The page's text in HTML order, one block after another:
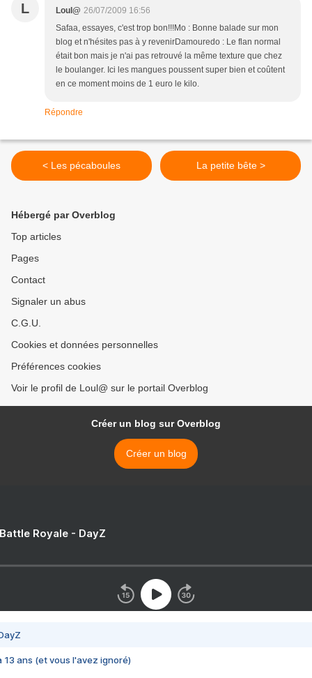
L Loul@ 26/07/2009 16:56
Safaa, essayes, c'est trop bon!!!Mo : Bonne balade sur mon
blog et n'hésites pas à y revenirDamouredo : Le flan normal
était bon mais je n'ai pas retrouvé la même texture que chez
le boulanger. Ici les mangues poussent super bien et coûtent
en ce moment moins de 1 euro le kilo.
Répondre
< Les pécaboules La petite bête >
Hébergé par Overblog
Top articles
Pages
Contact
Signaler un abus
C.G.U.
Cookies et données personnelles
Préférences cookies
Voir le profil de Loul@ sur le portail Overblog
Créer un blog sur Overblog
Créer un blog
Royale - DayZ
13 ans (et vous l'avez ignoré)